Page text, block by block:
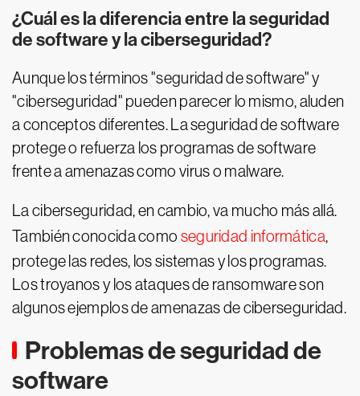
¿Cuál es la diferencia entre la seguridad
de software y la ciberseguridad?
Aunque los términos "seguridad de software" y
"ciberseguridad" pueden parecer lo mismo, aluden
a conceptos diferentes. La seguridad de software
protege o refuerza los programas de software
frente a amenazas como virus o malware.
La ciberseguridad, en cambio, va mucho más allá.
También conocida como seguridad informática,
protege las redes, los sistemas y los programas.
Los troyanos y los ataques de ransomware son
algunos ejemplos de amenazas de ciberseguridad.
Problemas de seguridad de
software